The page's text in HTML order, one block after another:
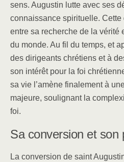
sens. Augustin lutte avec ses
connaissance spirituelle.
entre sa recherche de la vérité
du monde. Au fil du temps, et
des dirigeants chrétiens et à
son intérêt pour la foi
sa vie l’amène finalement à
majeure, soulignant la
foi.
Sa conversion et son
La conversion de saint